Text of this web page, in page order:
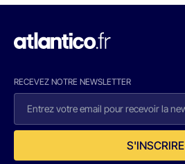
RECEVEZ NOTRE NEWSLETTER
S'INSCRIRE